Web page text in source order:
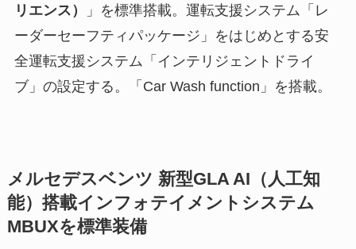
リエンス）
」を標準搭載。運転支援システム「レ
ーダーセーフティパッケージ」をはじめとする安
全運転支援システム「インテリジェントドライ
ブ」の設定する。「Car Wash function」を搭載。
メルセデスベンツ 新型GLA AI（人工知
能）搭載インフォテイメントシステム
MBUXを標準装備